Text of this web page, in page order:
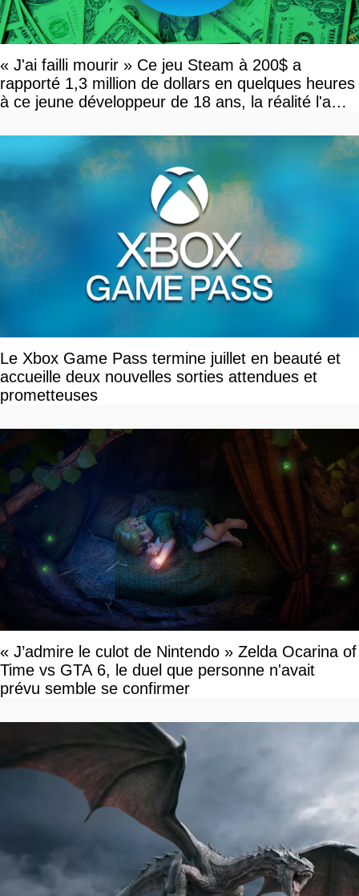
« J'ai failli mourir » Ce jeu Steam à 200$ a
rapporté 1,3 million de dollars en quelques heures
à ce jeune développeur de 18 ans, la réalité l'a
Le Xbox Game Pass termine juillet en beauté et
accueille deux nouvelles sorties attendues et
prometteuses
« J’admire le culot de Nintendo » Zelda Ocarina of
Time vs GTA 6, le duel que personne n'avait
prévu semble se confirmer